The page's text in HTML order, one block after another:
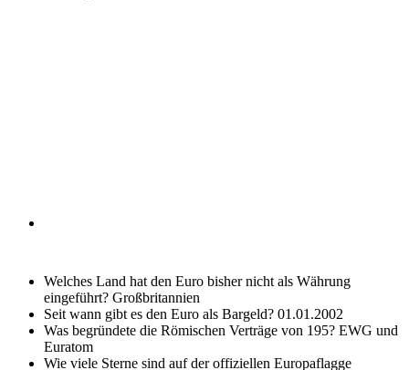
Welches Land hat den Euro bisher nicht als Währung
eingeführt? Großbritannien
Seit wann gibt es den Euro als Bargeld? 01.01.2002
Was begründete die Römischen Verträge von 195? EWG und
Euratom
Wie viele Sterne sind auf der offiziellen Europaflagge